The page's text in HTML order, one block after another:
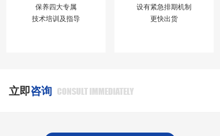
保养四大专属
技术培训及指导
设有紧急排期机制
更快出货
立即咨询 CONSULT IMMEDIATELY